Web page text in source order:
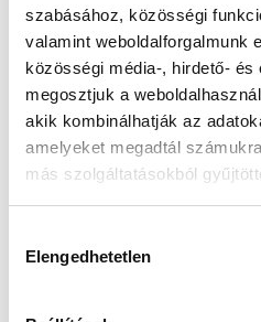
szabásához, közösségi
valamint weboldalforgalmunk
közösségi média-, hirdető- és
megosztjuk a
akik kombinálhatják az
amelyeket megadtál
más szolgáltatásokból
megnyomásával kifejezett
összes süti futtatásához, a
használatával csak az
kiválasztása
Elengedhetetlen
Kerti bútorok
kényelmes, stílusos kerti